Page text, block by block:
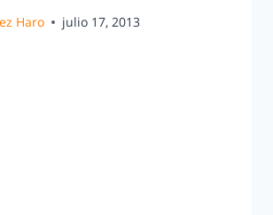
Haro julio 17, 2013